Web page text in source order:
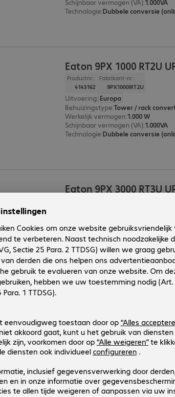
Schijnbaar vermogen (VA):1.000VA
Technologie:Dubbele conversie
Eaton 9PX 1000 RT2U
Productnr.:
4143162
Fabrikant-nr.:
9PX1000IRT2U
Uitvoering: Europa
Behuizingstype:Tower / rack
Werkelijk vermogen:1.000 W
Schijnbaar vermogen (VA):1.000VA
Technologie:Dubbele conversie
Eaton 9PX 3000 RT3U
Behuizingstype:Tower / rack
Werkelijk vermogen:3.000 W
Schijnbaar vermogen (VA):3.000VA
Technologie
Dubbele conversie
Productnr.:
4086480
Fabrikant-nr.:
9PX3000IRTN
Uitvoering:Europa
Behuizingstype:Tower / rack
Schijnbaar vermogen (VA):3.000VA
Technologie :Dubbele conversie